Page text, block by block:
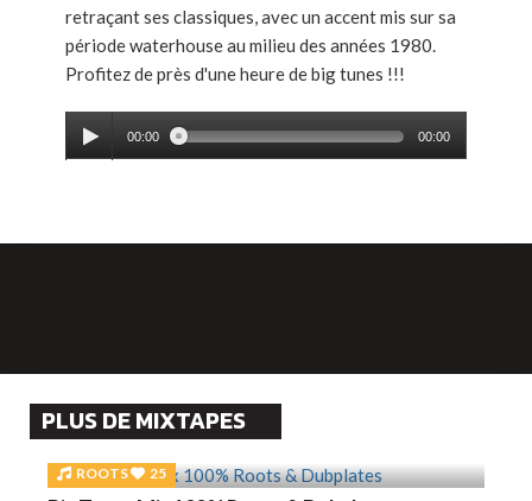
retraçant ses classiques, avec un accent mis sur sa
période waterhouse au milieu des années 1980.
Profitez de près d'une heure de big tunes !!!
00:00 00:00
PLUS DE MIXTAPES
ROOTS 25